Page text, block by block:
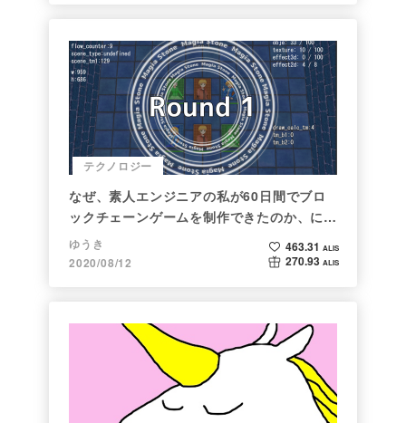
テクノロジー
なぜ、素人エンジニアの私が60日間でブロ
ックチェーンゲームを制作できたのか、につ
いて語ってみた
ゆうき
2020/08/12
463.31 ALIS
270.93 ALIS